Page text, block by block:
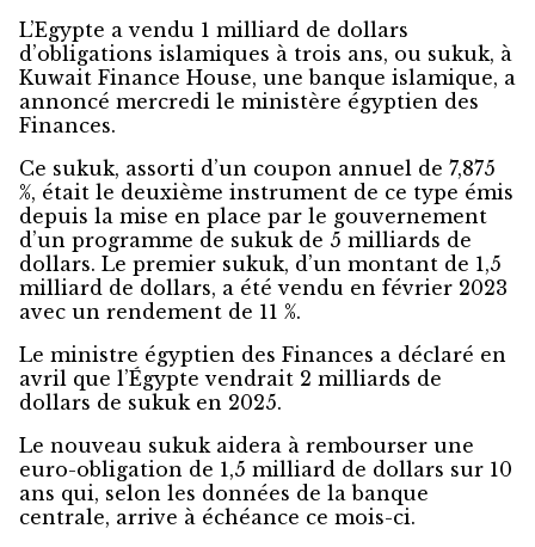
L’Egypte a vendu 1 milliard de dollars
d’obligations islamiques à trois ans, ou sukuk, à
Kuwait Finance House, une banque islamique, a
annoncé mercredi le ministère égyptien des
Finances.
Ce sukuk, assorti d’un coupon annuel de 7,875
%, était le deuxième instrument de ce type émis
depuis la mise en place par le gouvernement
d’un programme de sukuk de 5 milliards de
dollars. Le premier sukuk, d’un montant de 1,5
milliard de dollars, a été vendu en février 2023
avec un rendement de 11 %.
Le ministre égyptien des Finances a déclaré en
avril que l’Égypte vendrait 2 milliards de
dollars de sukuk en 2025.
Le nouveau sukuk aidera à rembourser une
euro-obligation de 1,5 milliard de dollars sur 10
ans qui, selon les données de la banque
centrale, arrive à échéance ce mois-ci.